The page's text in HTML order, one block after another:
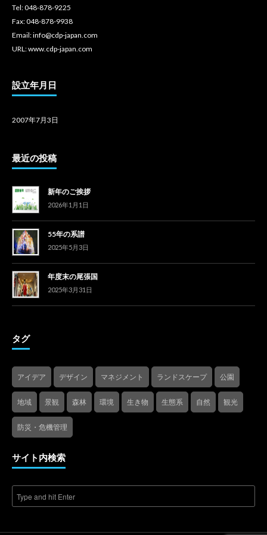
Tel: 048-878-9225
Fax: 048-878-9938
Email: info@cdp-japan.com
URL: www.cdp-japan.com
設立年月日
2007年7月3日
最近の投稿
新年のご挨拶
2026年1月1日
55年の系譜
2025年5月3日
年度末の尾張国
2025年3月31日
タグ
アイデア デザイン マネジメント ランドスケープ 公園
地域 景観 森林 環境 生き物 生態系 自然 観光
防災・危機管理
サイト内検索